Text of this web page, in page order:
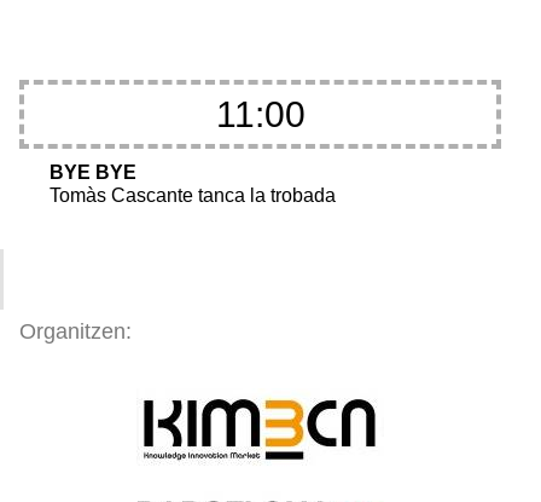
11:00
BYE BYE
Tomàs Cascante tanca la trobada
Organitzen: